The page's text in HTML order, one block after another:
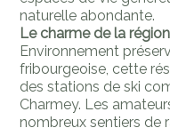
naturelle abondante.
Le charme de la région
Environnement
fribourgeoise, cette
des stations de ski
Charmey. Les
nombreux sentiers de